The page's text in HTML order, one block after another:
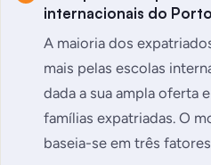
internacionais do
A maioria dos
mais pelas escolas
dada a sua ampla oferta
famílias expatriadas. O
baseia-se em três